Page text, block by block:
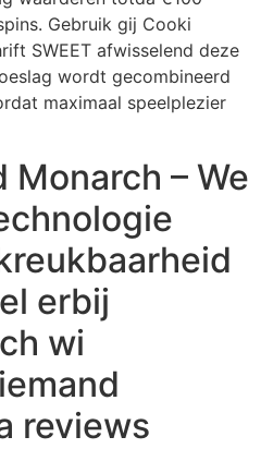
Gebruik gij Cooki
SWEET afwisselend deze
wordt gecombineerd
maximaal speelplezier
Monarch – We
erbij
wi
reviews